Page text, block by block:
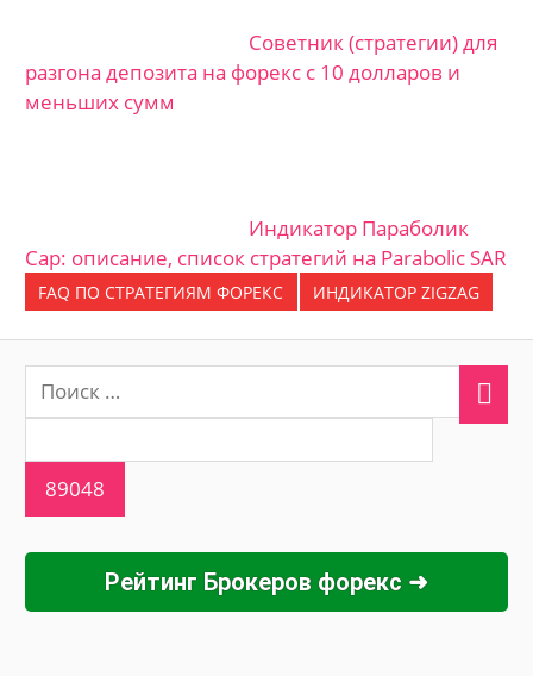
Советник (стратегии) для
разгона депозита на форекс с 10 долларов и
меньших сумм
Индикатор Параболик
Сар: описание, список стратегий на Parabolic SAR
FAQ ПО СТРАТЕГИЯМ ФОРЕКС ИНДИКАТОР ZIGZAG
Рейтинг Брокеров форекс ➜